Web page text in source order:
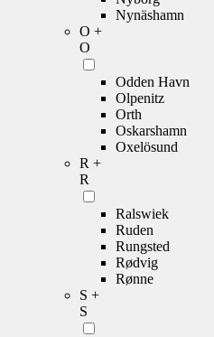
Nynäshamn
O +
O
Odden Havn
Olpenitz
Orth
Oskarshamn
Oxelösund
R +
R
Ralswiek
Ruden
Rungsted
Rødvig
Rønne
S +
S